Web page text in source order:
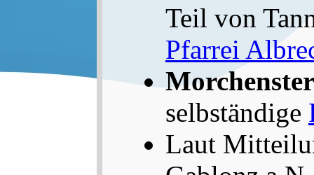
Teil von
Pfarrei
selbständige
Laut